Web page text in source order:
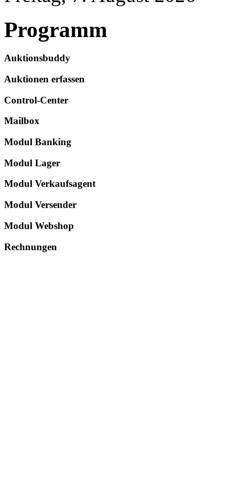
Programm
Auktionsbuddy
Auktionen erfassen
Control-Center
Mailbox
Modul Banking
Modul Lager
Modul Verkaufsagent
Modul Versender
Modul Webshop
Rechnungen